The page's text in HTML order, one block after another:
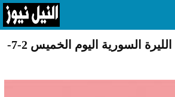
سعر الدولار مقابل الليرة السورية اليوم الخميس 2-7-